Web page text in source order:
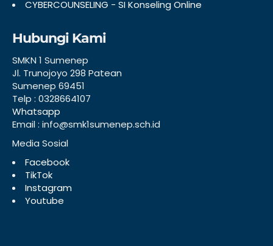
CYBERCOUNSELING - SI Konseling Online
Hubungi Kami
SMKN 1 Sumenep
Jl. Trunojoyo 298 Patean
Sumenep 69451
Telp : 0328664107
Whatsapp
Email : info@smk1sumenep.sch.id
Media Sosial
Facebook
TikTok
Instagram
Youtube